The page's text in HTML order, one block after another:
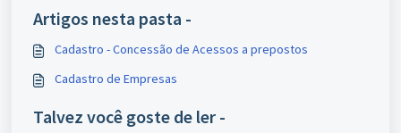
Artigos nesta pasta -
Cadastro - Concessão de Acessos a prepostos
Cadastro de Empresas
Talvez você goste de ler -